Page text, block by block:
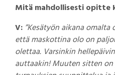
Mitä mahdollisesti opitte
V: ”Kesätyön aikana
että maskottina olo on
olettaa. Varsinkin
auttaakin! Muuten sitten on